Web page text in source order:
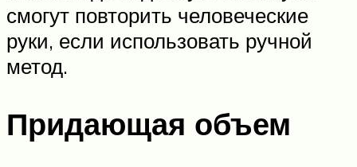
смогут повторить человеческие
руки, если использовать ручной
метод.
Придающая объем